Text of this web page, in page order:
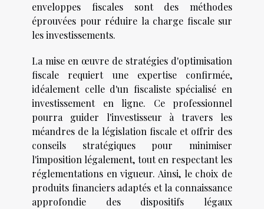
enveloppes fiscales sont des méthodes
éprouvées pour réduire la charge fiscale sur
les investissements.
La mise en œuvre de stratégies d'optimisation
fiscale requiert une expertise confirmée,
idéalement celle d'un fiscaliste spécialisé en
investissement en ligne. Ce professionnel
pourra guider l'investisseur à travers les
méandres de la législation fiscale et offrir des
conseils stratégiques pour minimiser
l'imposition légalement, tout en respectant les
réglementations en vigueur. Ainsi, le choix de
produits financiers adaptés et la connaissance
approfondie des dispositifs légaux